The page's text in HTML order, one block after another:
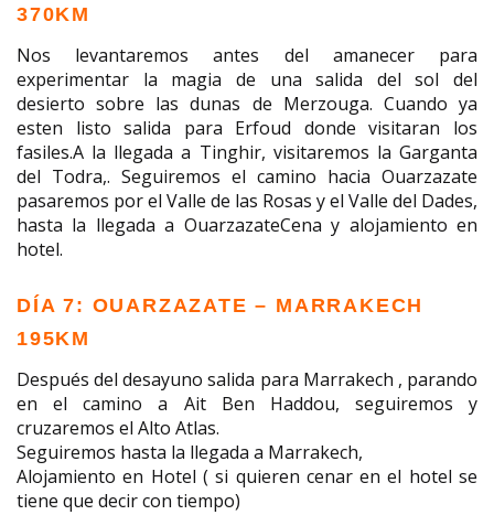
370KM
Nos levantaremos antes del amanecer para
experimentar la magia de una salida del sol del
desierto sobre las dunas de Merzouga. Cuando ya
esten listo salida para Erfoud donde visitaran los
fasiles.A la llegada a Tinghir, visitaremos la Garganta
del Todra,. Seguiremos el camino hacia Ouarzazate
pasaremos por el Valle de las Rosas y el Valle del Dades,
hasta la llegada a OuarzazateCena y alojamiento en
hotel.
DÍA 7: OUARZAZATE – MARRAKECH
195KM
Después del desayuno salida para Marrakech , parando
en el camino a Ait Ben Haddou, seguiremos y
cruzaremos el Alto Atlas.
Seguiremos hasta la llegada a Marrakech,
Alojamiento en Hotel ( si quieren cenar en el hotel se
tiene que decir con tiempo)